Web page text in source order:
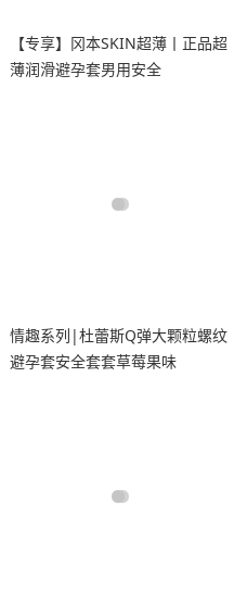
【专享】冈本SKIN超薄丨正品超
薄润滑避孕套男用安全
情趣系列|杜蕾斯Q弹大颗粒螺纹
避孕套安全套套草莓果味